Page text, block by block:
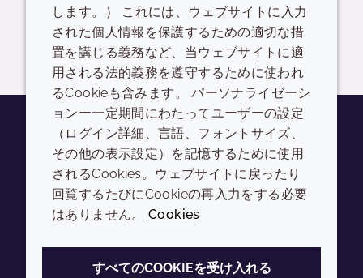
ログイン/登録
YoutubeInstagramLinkedInTiktok
会社
Sustainability Report
LEGAL
プライバシーポリシー
します。） これには、ウェブサイトに入力
された個人情報を保護するための適切な措
置を講じる義務など、当ウェブサイトに適
用される法的義務を遵守するために使われ
るCookieも含みます。 パーソナライゼーシ
ョンー一定期間にわたってユーザーの設定
（ログイン詳細、言語、フォントサイズ、
その他の表示設定）を記憶するために使用
されるCookies。ウェブサイトに戻ったり
回覧するたびにCookieの再入力をする必要
はありません。Cookies
すべてのCOOKIEを受け入れる